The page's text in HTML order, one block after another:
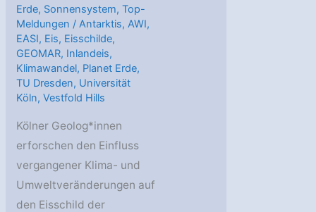
Erde, Sonnensystem,Top-
Meldungen /Antarktis,AWI,
EASI, Eis, Eisschilde,
GEOMAR, Inlandeis,
Klimawandel, Planet Erde,
TU Dresden, Universität
Köln,Vestfold Hills
Kölner Geolog*innen
erforschen den Einfluss
vergangener Klima- und
Umweltveränderungen auf
den Eisschild der